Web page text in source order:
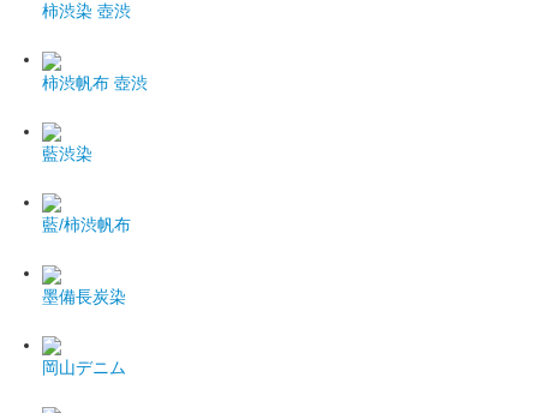
柿渋染 壺渋
柿渋帆布 壺渋
藍渋染
藍/柿渋帆布
墨備長炭染
岡山デニム